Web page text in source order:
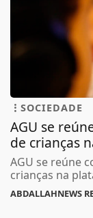
SOCIEDADE
AGU se
de crianças
AGU se reúne
crianças na
ABDALLAHNEWS